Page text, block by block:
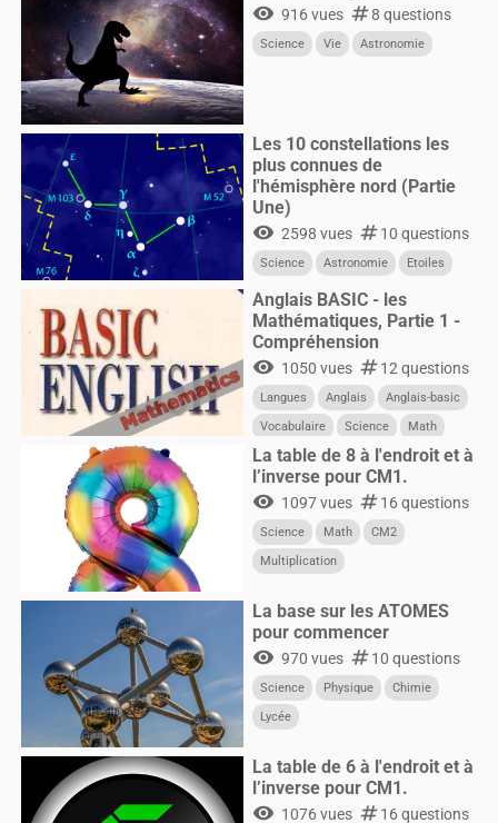
visibility 916 vues numbers8 questions
Science Vie Astronomie
Les 10 constellations les
plus connues de
l'hémisphère nord (Partie
Une)
visibility 2598 vues numbers10 questions
Science Astronomie Etoiles
Anglais BASIC - les
Mathématiques, Partie 1 -
Compréhension
visibility 1050 vues numbers12 questions
Langues Anglais
Anglais-basic
Vocabulaire
Science Math
La table de 8 à l'endroit et à
l’inverse pour CM1.
visibility 1097 vues numbers16 questions
Science Math
CM2
Multiplication
La base sur les ATOMES
pour commencer
visibility 970 vues numbers10 questions
Science Physique
Chimie
Lycée
La table de 6 à l'endroit et à
l’inverse pour CM1.
visibility 1076 vues numbers16 questions